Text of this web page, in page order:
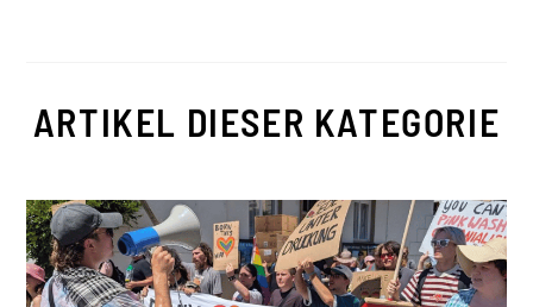
ARTIKEL DIESER KATEGORIE